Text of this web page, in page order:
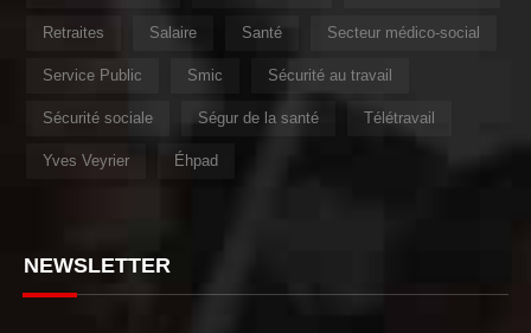
Retraites Salaire Santé Secteur médico-social
Service Public Smic Sécurité au travail
Sécurité sociale Ségur de la santé Télétravail
Yves Veyrier Éhpad
NEWSLETTER